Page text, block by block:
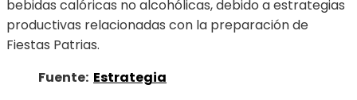
bebidas calóricas no alcohólicas, debido a estrategias
productivas relacionadas con la preparación de
Fiestas Patrias.
Fuente: Estrategia